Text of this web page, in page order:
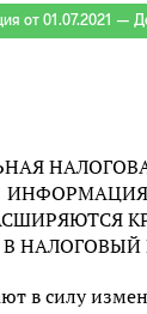
от 01.07.2021 —
ИНФОРМАЦИЯ
В
в силу